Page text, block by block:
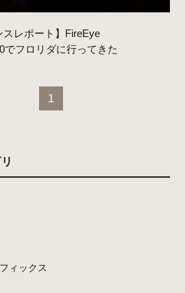
スレポート】FireEye
でフロリダに行ってきた
1
ィックス